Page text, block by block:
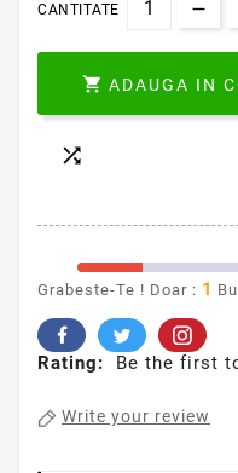
CANTITATE
 ADAUGA IN

Grabeste-Te ! Doar : 1
Rating: Be the first
Write your review